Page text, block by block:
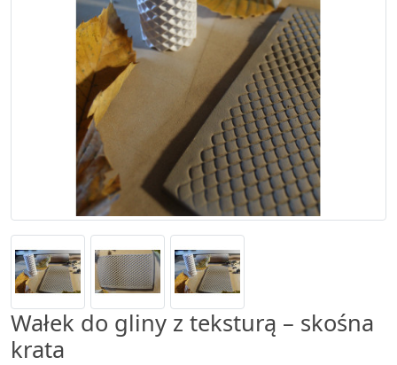
Wałek do gliny z teksturą – skośna
krata